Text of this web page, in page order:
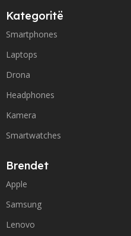
Kategoritë
Smartphones
Laptops
Drona
Headphones
Kamera
Smartwatches
Brendet
Apple
Samsung
Lenovo